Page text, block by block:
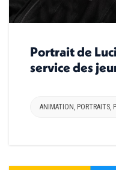
Portrait de
service des
ANIMATION , PORTRAITS,